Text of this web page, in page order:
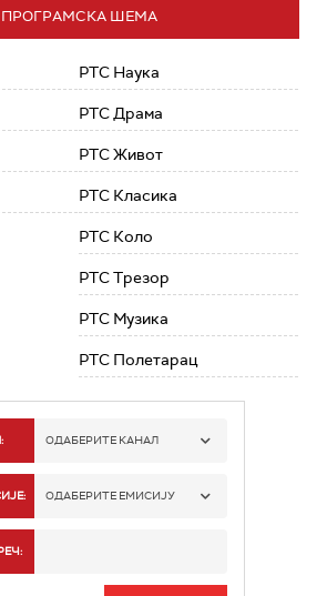
ПРОГРАМСКА ШЕМА
РТС Наука
РТС Драма
РТС Живот
РТС Класика
РТС Коло
РТС Трезор
РТС Музика
РТС Полетарац
ОДАБЕРИТЕ КАНАЛ
РТС 1
РТС 3
ОДАБЕРИТЕ ЕМИСИЈУ